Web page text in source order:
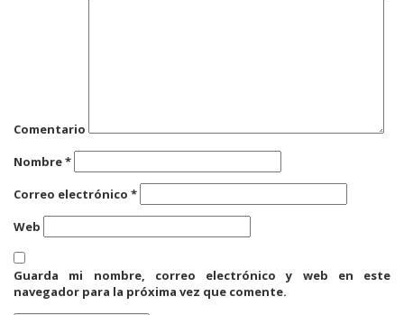
Comentario
Nombre*
Correo electrónico *
Web
Guarda mi nombre, correo electrónico y web en este
navegador para la próxima vez que comente.